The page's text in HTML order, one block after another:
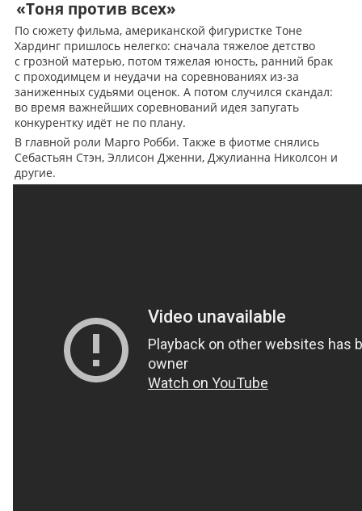
«Тоня против всех»
По сюжету фильма, американской фигуристке Тоне
Хардинг пришлось нелегко: сначала тяжелое детство
с грозной матерью, потом тяжелая юность, ранний брак
с проходимцем и неудачи на соревнованиях из-за
заниженных судьями оценок. А потом случился скандал:
во время важнейших соревнований идея запугать
конкурентку идёт не по плану.
В главной роли Марго Робби. Также в фиотме снялись
Себастьян Стэн, Эллисон Дженни, Джулианна Николсон и
другие.